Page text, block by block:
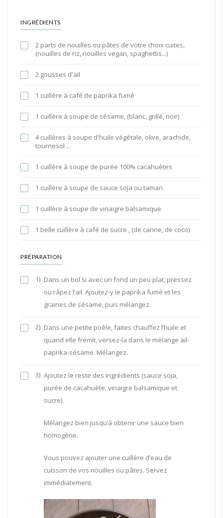
INGRÉDIENTS
2 parts de nouilles ou pâtes de votre choix cuites,
(nouilles de riz, nouilles vegan, spaghettis...)
2 gousses d'ail
1 cuillère à café de paprika fumé
1 cuillère à soupe de sésame, (blanc, grillé, noir)
4 cuillères à soupe d'huile végétale, olive, arachide,
tournesol ...
1 cuillère à soupe de purée 100% cacahuètes
1 cuillère à soupe de sauce soja ou tamari
1 cuillère à soupe de vinaigre balsamique
1 belle cuillère à café de sucre , (de canne, de coco)
PRÉPARATION
1) Dans un bol si avec un fond un peu plat, pressez
ou râpez l’ail. Ajoutez-y le paprika fumé et les
graines de sésame, puis mélangez.
2) Dans une petite poêle, faites chauffez l’huile et
quand elle frémit, versez-la dans le mélange ail-
paprika-sésame. Mélangez.
3) Ajoutez le reste des ingrédients (sauce soja,
purée de cacahuète, vinaigre balsamique et
sucre).
Mélangez bien jusqu’à obtenir une sauce bien
homogène.
Vous pouvez ajouter une cuillère d’eau de
cuisson de vos nouilles ou pâtes. Servez
immédiatement.